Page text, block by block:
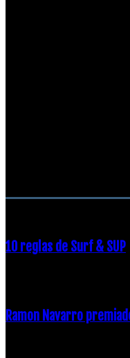
10 reglas de Surf & SUP
Ramon Navarro